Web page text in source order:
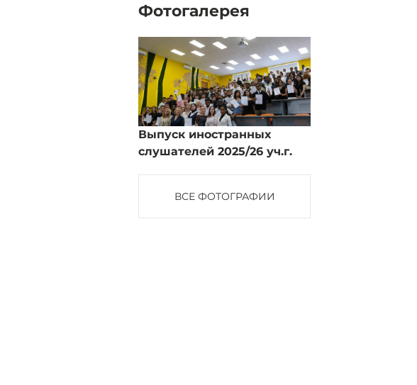
Фотогалерея
Выпуск иностранных
слушателей 2025/26 уч.г.
ВСЕ ФОТОГРАФИИ